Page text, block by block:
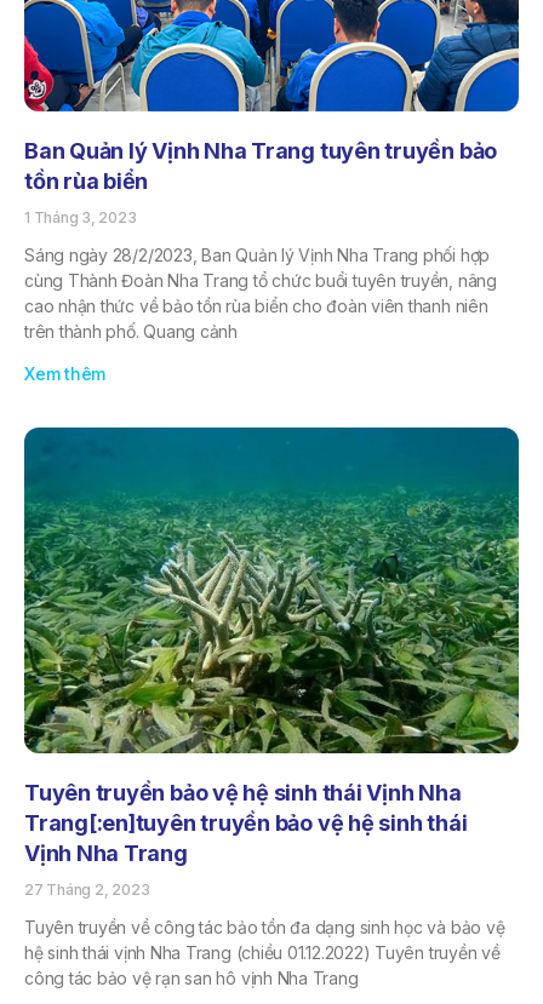
Ban Quản lý Vịnh Nha Trang tuyên truyền bảo
tồn rùa biển
1 Tháng 3, 2023
Sáng ngày 28/2/2023, Ban Quản lý Vịnh Nha Trang phối hợp
cùng Thành Đoàn Nha Trang tổ chức buổi tuyên truyền, nâng
cao nhận thức về bảo tồn rùa biển cho đoàn viên thanh niên
trên thành phố. Quang cảnh
Xem thêm
Tuyên truyền bảo vệ hệ sinh thái Vịnh Nha
Trang[:en]tuyên truyền bảo vệ hệ sinh thái
Vịnh Nha Trang
27 Tháng 2, 2023
Tuyên truyền về công tác bảo tồn đa dạng sinh học và bảo vệ
hệ sinh thái vịnh Nha Trang (chiều 01.12.2022) Tuyên truyền về
công tác bảo vệ rạn san hô vịnh Nha Trang